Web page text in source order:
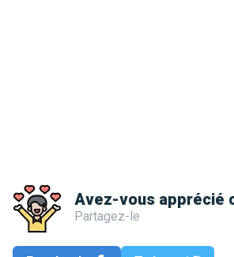
Avez-vous apprécié
Partagez-le